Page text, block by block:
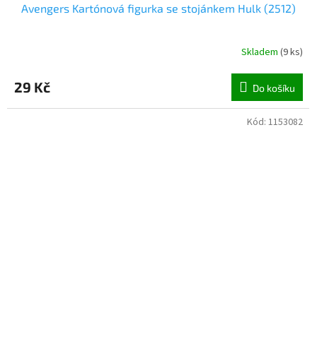
Avengers Kartónová figurka se stojánkem Hulk (2512)
Skladem (9 ks)
29 Kč Do košíku
Kód: 1153082